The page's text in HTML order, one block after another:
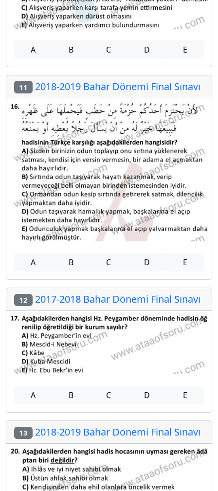
A B C D E
11 2018-2019 Bahar Dönemi Final Sınavı
A B C D E
12 2017-2018 Bahar Dönemi Final Sınavı
A B C D E
13 2018-2019 Bahar Dönemi Final Sınavı